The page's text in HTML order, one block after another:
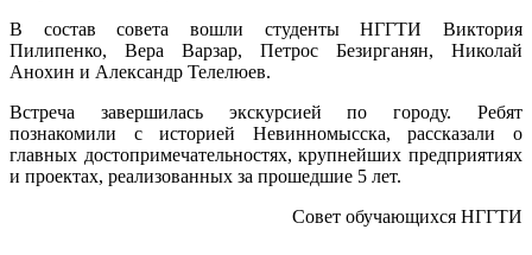
В состав совета вошли студенты НГГТИ Виктория
Пилипенко, Вера Варзар, Петрос Безирганян, Николай
Анохин и Александр Телелюев.
Встреча завершилась экскурсией по городу. Ребят
познакомили с историей Невинномысска, рассказали о
главных достопримечательностях, крупнейших предприятиях
и проектах, реализованных за прошедшие 5 лет.
Совет обучающихся НГГТИ